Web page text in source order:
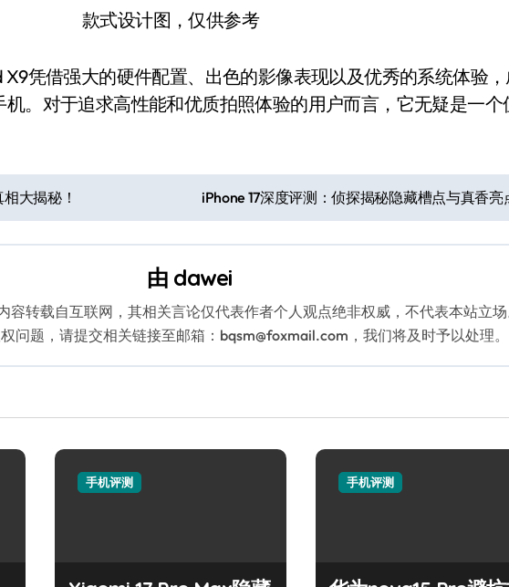
款式设计图，仅供参考
凭借强大的硬件配置、出色的影像表现以及优秀的系统体验
。对于追求高性能和优质拍照体验的用户而言，它无疑是一个
大揭秘！ iPhone 17深度评测：侦探揭秘隐藏槽点与真香亮
由 dawei
容转载自互联网，其相关言论仅代表作者个人观点绝非权威，不代表本站立场
问题，请提交相关链接至邮箱：bqsm@foxmail.com，我们将及时予以处理。
手机评测 手机评测